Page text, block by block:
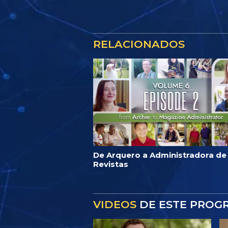
RELACIONADOS
De Arquero a Administradora de
Revistas
VIDEOS DE ESTE